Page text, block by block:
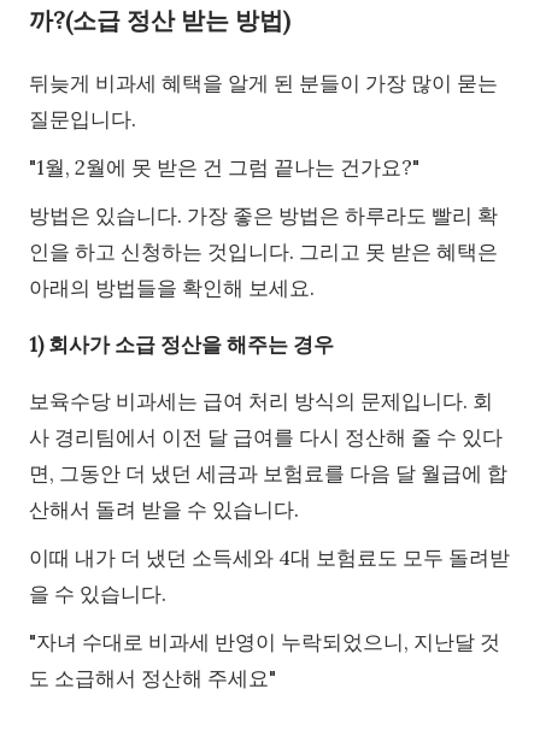
까?(소급 정산 받는 방법)
뒤늦게 비과세 혜택을 알게 된 분들이 가장 많이 묻는
질문입니다.
"1월, 2월에 못 받은 건 그럼 끝나는 건가요?"
방법은 있습니다. 가장 좋은 방법은 하루라도 빨리 확
인을 하고 신청하는 것입니다. 그리고 못 받은 혜택은
아래의 방법들을 확인해 보세요.
1) 회사가 소급 정산을 해주는 경우
보육수당 비과세는 급여 처리 방식의 문제입니다. 회
사 경리팀에서 이전 달 급여를 다시 정산해 줄 수 있다
면, 그동안 더 냈던 세금과 보험료를 다음 달 월급에 합
산해서 돌려 받을 수 있습니다.
이때 내가 더 냈던 소득세와 4대 보험료도 모두 돌려받
을 수 있습니다.
"자녀 수대로 비과세 반영이 누락되었으니, 지난달 것
도 소급해서 정산해 주세요"